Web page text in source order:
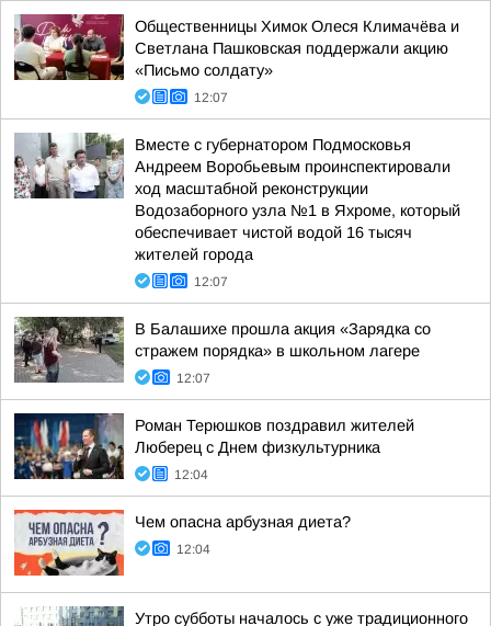
Общественницы Химок Олеся Климачёва и
Светлана Пашковская поддержали акцию
«Письмо солдату»
12:07
Вместе с губернатором Подмосковья
Андреем Воробьевым проинспектировали
ход масштабной реконструкции
Водозаборного узла №1 в Яхроме, который
обеспечивает чистой водой 16 тысяч
жителей города
12:07
В Балашихе прошла акция «Зарядка со
стражем порядка» в школьном лагере
12:07
Роман Терюшков поздравил жителей
Люберец с Днем физкультурника
12:04
Чем опасна арбузная диета?
12:04
Утро субботы началось с уже традиционного